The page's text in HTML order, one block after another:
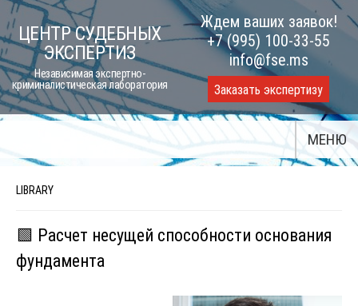
Skip
to
content
ЦЕНТР СУДЕБНЫХ
ЭКСПЕРТИЗ
Независимая экспертно-
криминалистическая лаборатория
Ждем ваших заявок!
+7 (995) 100-33-55
info@fse.ms
Заказать экспертизу
МЕНЮ
LIBRARY
🟩 Расчет несущей способности основания
фундамента